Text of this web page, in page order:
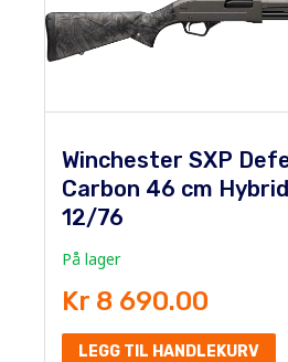
Winchester SXP
Carbon 46 cm
12/76
På lager
Kr 8 690.00
LEGG TIL HANDLEKURV